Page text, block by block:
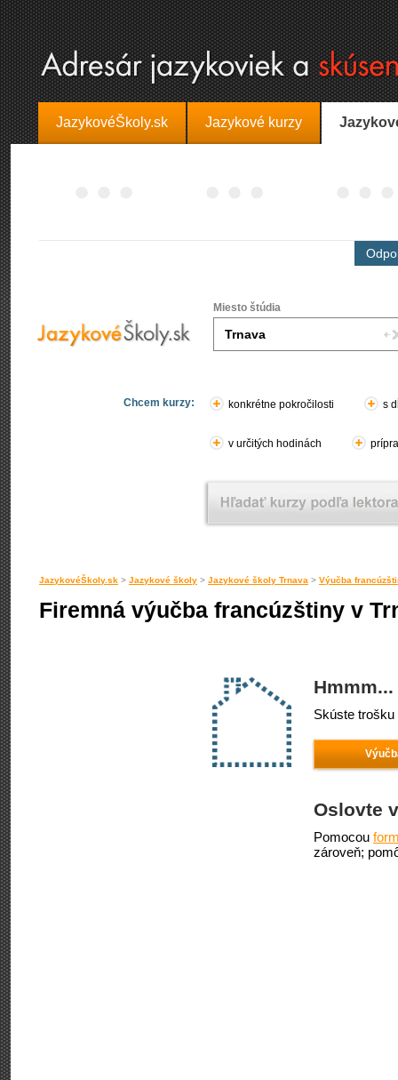
JazykovéŠkoly.sk Jazykové kurzy
Miesto štúdia
Chcem kurzy: konkrétne pokročilosti s
v určitých hodinách
JazykovéŠkoly.sk > Jazykové školy > Jazykové školy Trnava > Výučba
Firemná výučba francúzštiny v
Skúste
Oslovte
Pomocou
zároveň;